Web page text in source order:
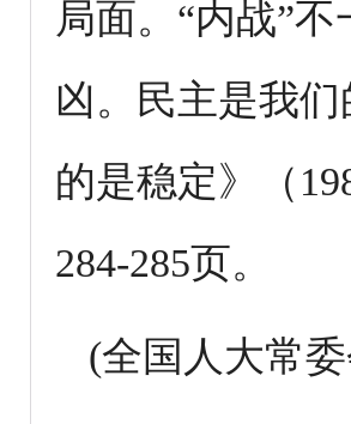
局面。“内战”
凶。民主是我
的是稳定》（
284-285页。
(全国人大常